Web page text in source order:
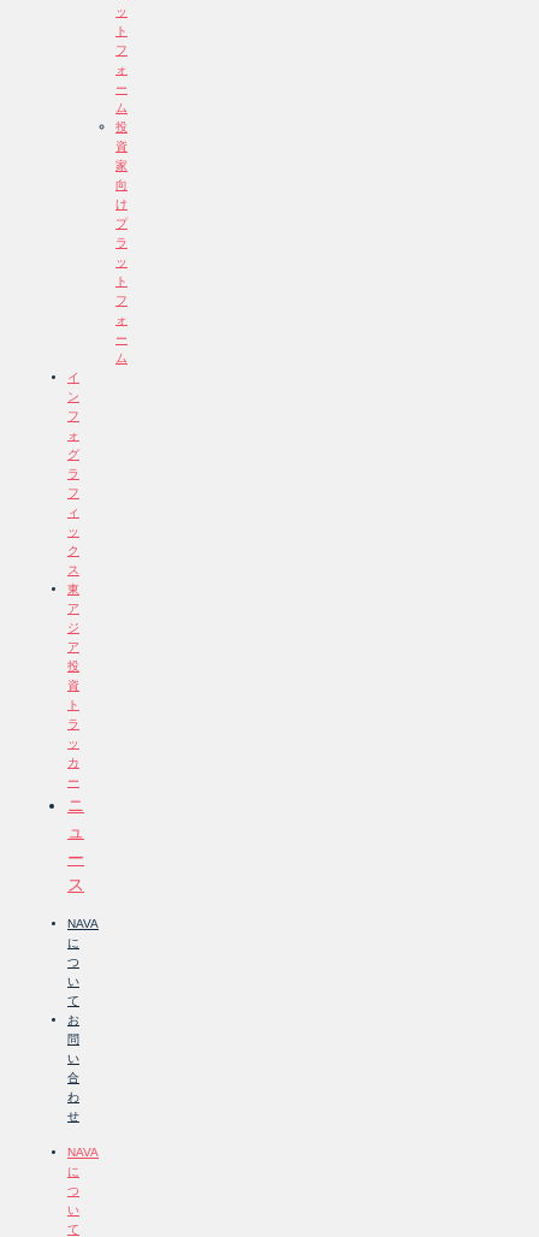
ッ
ト
フ
ォ
ー
ム
投
資
家
向
け
プ
ラ
ッ
ト
フ
ォ
ー
ム
イ
ン
フ
ォ
グ
ラ
フ
ィ
ッ
ク
ス
東
ア
ジ
ア
投
資
ト
ラ
ッ
カ
ー
ニ
ュ
ー
ス
NAVA
に
つ
い
て
お
問
い
合
わ
せ
NAVA
に
つ
い
て